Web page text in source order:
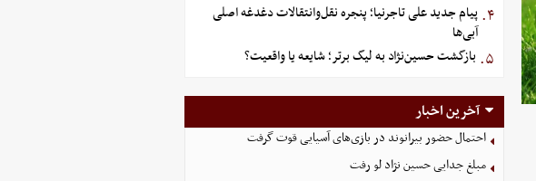
۴. پیام جدید علی تاجرنیا؛ پنجره نقل‌وانتقالات دغدغه اصلی
آبی‌ها
۵. بازگشت حسین‌نژاد به لیگ برتر؛ شایعه یا واقعیت؟
آخرین اخبار
احتمال حضور بیرانوند در بازی‌های آسیایی قوت گرفت
مبلغ جدایی حسین نژاد لو رفت